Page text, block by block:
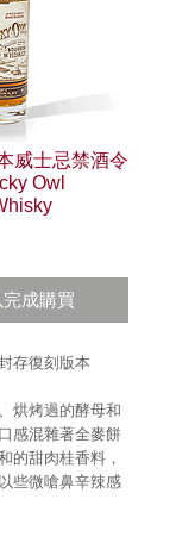
威士忌禁酒令
Owl
成購買
存復刻版本
烘烤過的酵母和
感混雜著全麥餅
的甜肉桂香料，
些微嗆鼻辛辣感